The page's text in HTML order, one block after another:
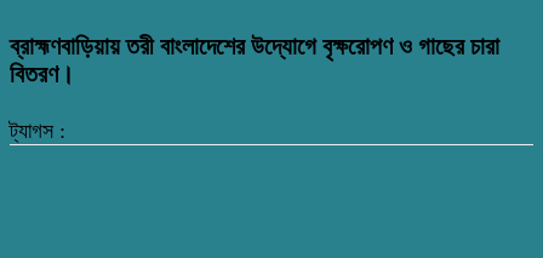
ব্রাহ্মণবাড়িয়ায় তরী বাংলাদেশের উদ্যোগে বৃক্ষরোপণ ও গাছের চারা
বিতরণ।
ট্যাগস :